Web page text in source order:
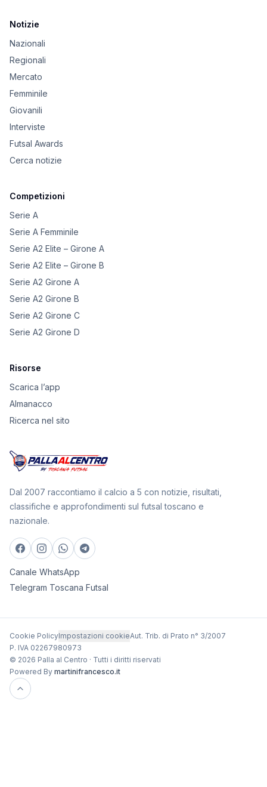
Notizie
Nazionali
Regionali
Mercato
Femminile
Giovanili
Interviste
Futsal Awards
Cerca notizie
Competizioni
Serie A
Serie A Femminile
Serie A2 Elite – Girone A
Serie A2 Elite – Girone B
Serie A2 Girone A
Serie A2 Girone B
Serie A2 Girone C
Serie A2 Girone D
Risorse
Scarica l’app
Almanacco
Ricerca nel sito
Dal 2007 raccontiamo il calcio a 5 con notizie, risultati,
classifiche e approfondimenti sul futsal toscano e
nazionale.
Canale WhatsApp
Telegram Toscana Futsal
Cookie PolicyImpostazioni cookieAut. Trib. di Prato n° 3/2007
P. IVA 02267980973
© 2026 Palla al Centro · Tutti i diritti riservati
Powered By martinifrancesco.it